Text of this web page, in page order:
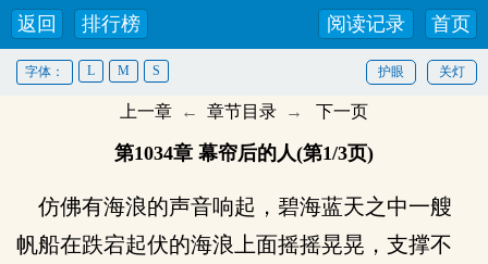
返回 排行榜 首页
阅读记录
关灯
护眼
字体： L M S
上一章 ← 章节目录 → 下一页
第1034章 幕帘后的人(第1/3页)
仿佛有海浪的声音响起，碧海蓝天之中一艘
帆船在跌宕起伏的海浪上面摇摇晃晃，支撑不